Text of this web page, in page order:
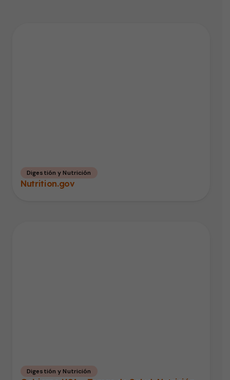
Digestión y Nutrición
Nutrition.gov
Digestión y Nutrición